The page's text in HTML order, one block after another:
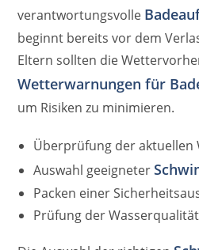
verantwortungsvolle
beginnt bereits vor dem
Eltern sollten die
Wetterwarnungen für
um Risiken zu minimieren.
Überprüfung der aktuellen
Auswahl geeigneter
Packen einer
Prüfung der Wasserqualität